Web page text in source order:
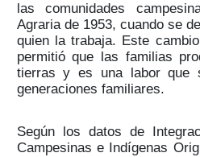
las comunidades
Agraria de 1953, cuando se
quien la trabaja. Este
permitió que las familias
tierras y es una labor que
generaciones familiares.
Según los datos de
Campesinas e Indígenas